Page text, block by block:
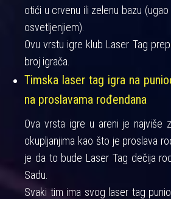
otići u crvenu ili zelenu bazu
osvetljenjiem).
Ovu vrstu igre klub Laser Tag
broj igrača.
Timska laser tag igra na
na proslavama rođendana
Ova vrsta igre u areni je najviše
okupljanjima kao što je proslava
je da to bude Laser Tag dečija
Sadu.
Svaki tim ima svog laser tag